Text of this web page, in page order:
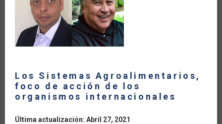
Los Sistemas Agroalimentarios,
foco de acción de los
organismos internacionales
Última actualización: Abril 27, 2021